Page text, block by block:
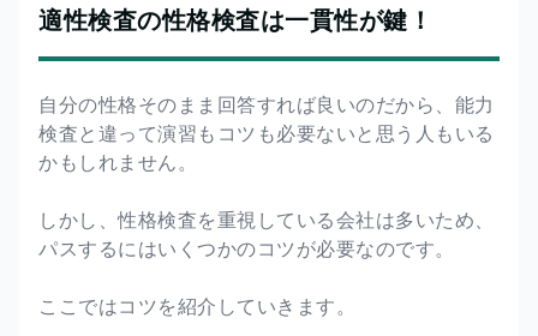
適性検査の性格検査は一貫性が鍵！
自分の性格そのまま回答すれば良いのだから、能力
検査と違って演習もコツも必要ないと思う人もいる
かもしれません。
しかし、性格検査を重視している会社は多いため、
パスするにはいくつかのコツが必要なのです。
ここではコツを紹介していきます。